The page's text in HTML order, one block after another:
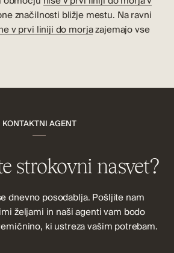
značilnosti bližje mestu. Na ravni
v prvi liniji do morjazajemajo vse
KONTAKTNI AGENT
strokovni nasvet?
dnevno posodablja. Pošljite nam
željami in naši agenti vam bodo
ki ustreza vašim potrebam.